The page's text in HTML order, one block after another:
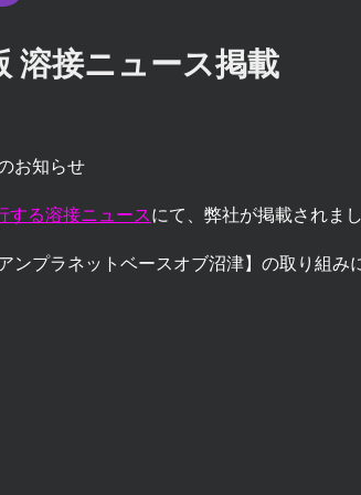
溶接ニュース掲載
お知らせ
する溶接ニュースにて、弊社が掲載されまし
ンプラネットベースオブ沼津】の取り組み